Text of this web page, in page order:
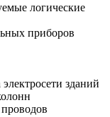
логические
приборов
зданий